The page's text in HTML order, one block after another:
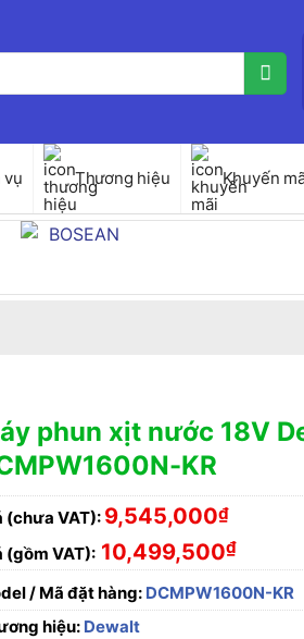
vụ Thương hiệu Khuyến
phun xịt nước 18V
KR
(chưa VAT): 9,545,000₫
(gồm VAT): 10,499,500₫
/ Mã đặt hàng: DCMPW1600N-KR
hiệu: Dewalt